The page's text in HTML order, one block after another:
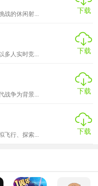
上探索，寻找资源、建
。
，玩家需要制定有效的战
战斗。
需要与队友紧密合作，
战的休闲射...
下载
多人实时竞...
下载
战争为背景...
下载
飞行、探索...
下载